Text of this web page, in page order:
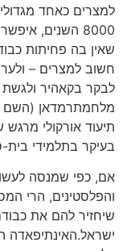
למצרים כאחד
8000 השנים,
שאין בה פחיתות
חשוב למצרים –
לבקר בקאהיר ולגשת
מלחמתרמדאן (השם
תיעוד אורקולי
בעיקר בתלמידי
אם, כפי שמנסה
והפלסטינים, הרי
שיחזיר להם את
ישראל.האינתיפאדה